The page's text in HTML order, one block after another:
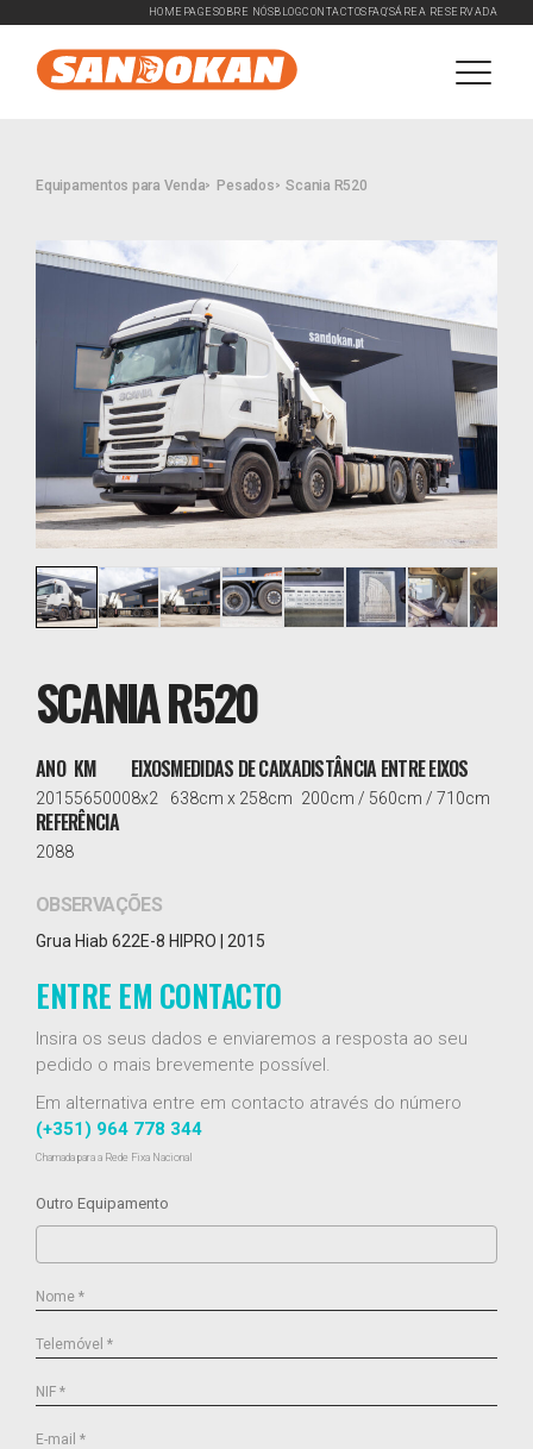
HOMEPAGE SOBRE NÓSBLOGCONTACTOS FAQ'SÁREA RESERVADA
Equipamentos para Venda Pesados Scania R520
SCANIA R520
ANO
2015
KM
565000
EIXOS
8x2
MEDIDAS DE CAIXA
638cm x 258cm
DISTÂNCIA ENTRE EIXOS
200cm / 560cm / 710cm
REFERÊNCIA
2088
OBSERVAÇÕES
Grua Hiab 622E-8 HIPRO | 2015
ENTRE EM CONTACTO
Insira os seus dados e enviaremos a resposta ao seu
pedido o mais brevemente possível.
Em alternativa entre em contacto através do número
(+351) 964 778 344
Chamada para a Rede Fixa Nacional
Outro Equipamento
Nome *
Telemóvel *
NIF *
E-mail *